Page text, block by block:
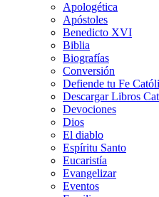
Apologética
Apóstoles
Benedicto XVI
Biblia
Biografías
Conversión
Defiende tu Fe
Descargar Libros
Devociones
Dios
El diablo
Espíritu Santo
Eucaristía
Evangelizar
Eventos